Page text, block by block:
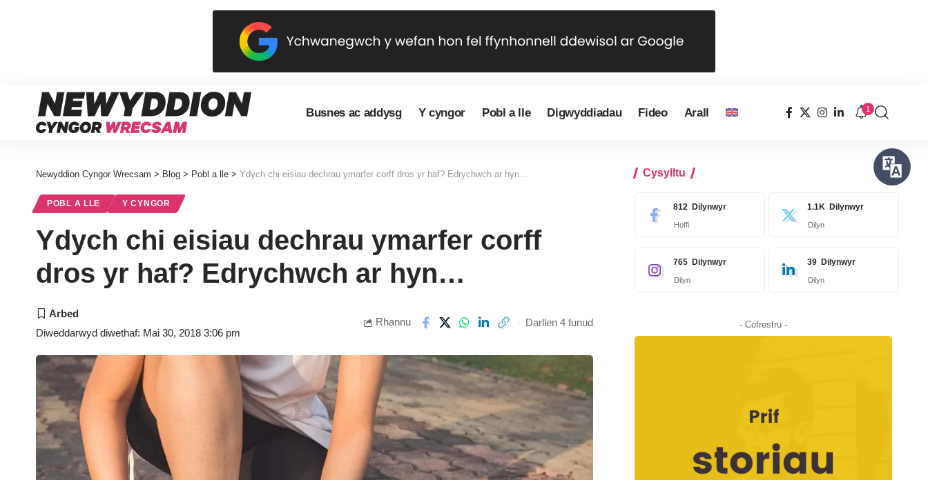
Busnes ac addysg Y cyngor Pobl a lle Digwyddiadau Fideo Arall 1
Newyddion Cyngor Wrecsam > Blog > Pobl a lle > Ydych chi eisiau dechrau ymarfer corff dros yr haf? Edrychwch ar hyn…
POBL A LLE Y CYNGOR
Ydych chi eisiau dechrau ymarfer corff
dros yr haf? Edrychwch ar hyn…
Diweddarwyd diwethaf: Mai 30, 2018 3:06 pm
Rhannu Darllen 4 funud
Cysylltu
812 Dilynwyr
Hoffi
1.1K Dilynwyr
Dilyn
765 Dilynwyr
Dilyn
39 Dilynwyr
Dilyn
- Cofrestru -